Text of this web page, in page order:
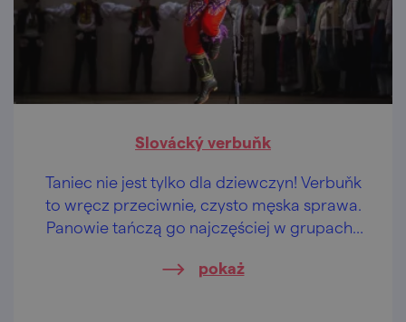
Slovácký verbuňk
Taniec nie jest tylko dla dziewczyn! Verbuňk
to wręcz przeciwnie, czysto męska sprawa.
Panowie tańczą go najczęściej w grupach i
pokaż